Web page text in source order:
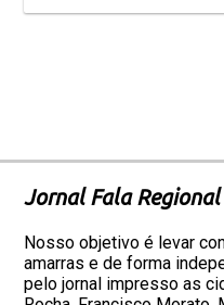
Jornal Fala Regional
Nosso objetivo é levar
amarras e de forma
pelo jornal impresso as